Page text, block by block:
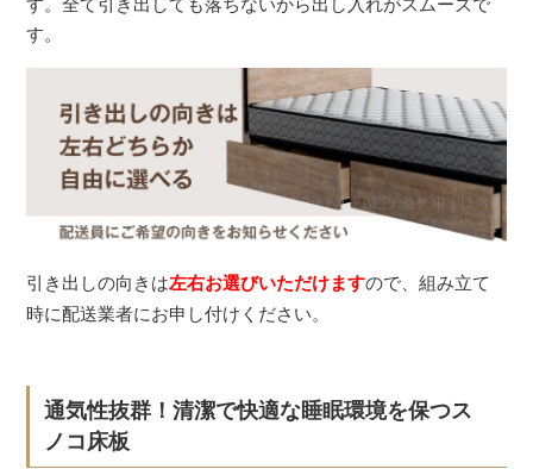
す。全て引き出しても落ちないから出し入れがスムーズで
す。
引き出しの向きは左右お選びいただけますので、組み立て
時に配送業者にお申し付けください。
通気性抜群！清潔で快適な睡眠環境を保つス
ノコ床板